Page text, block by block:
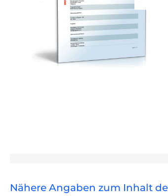
Nähere Angaben zum Inhalt